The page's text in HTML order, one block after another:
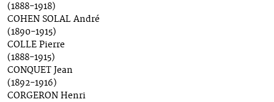
(1888-1918)
COHEN SOLAL André
(1890-1915)
COLLE Pierre
(1888-1915)
CONQUET Jean
(1892-1916)
CORGERON Henri